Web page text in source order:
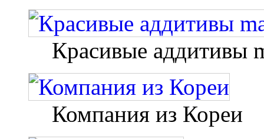
Красивые аддитивы
Компания из Кореи